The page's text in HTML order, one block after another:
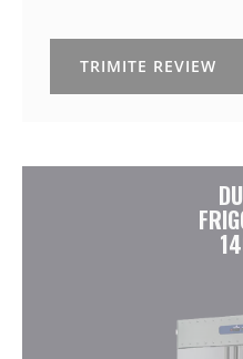
TRIMITE REVIEW